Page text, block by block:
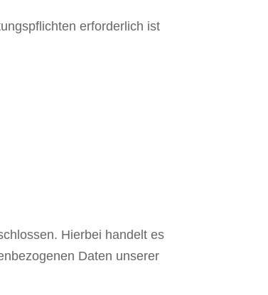
erforderlich ist
Hierbei handelt es
Daten unserer